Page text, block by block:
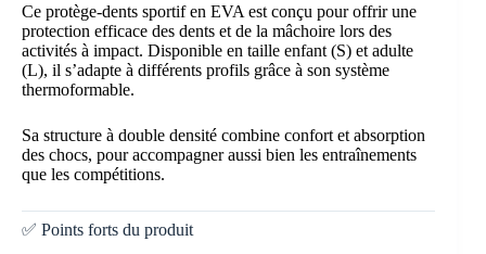
Ce protège-dents sportif en EVA est conçu pour offrir une
protection efficace des dents et de la mâchoire lors des
activités à impact. Disponible en taille enfant (S) et adulte
(L), il s’adapte à différents profils grâce à son système
thermoformable.
Sa structure à double densité combine confort et absorption
des chocs, pour accompagner aussi bien les entraînements
que les compétitions.
✅ Points forts du produit